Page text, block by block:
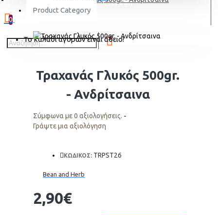
ΕΓΓΡΑΦΗ
Product Category
0
Το καλάθι αγορών είναι άδειο!
Τραχανάς Γλυκός 500gr.
- Ανδρίτσαινα
Σύμφωνα με 0 αξιολογήσεις. -
Γράψτε μια αξιολόγηση
2,90€
ΚΩΔΙΚΟΣ: TRPST26
Bean and Herb